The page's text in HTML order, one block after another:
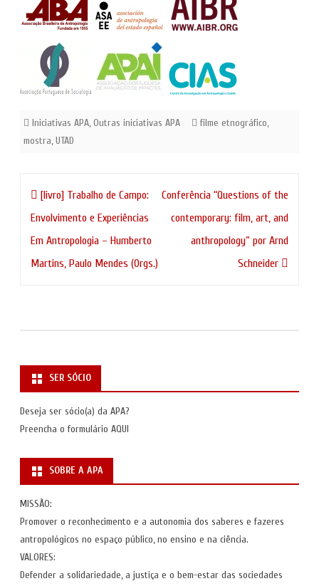
Iniciativas APA,Outras iniciativas APA filme etnográfico,
mostra,UTAD
Navegação
de
artigos
[livro] Trabalho de Campo:
Envolvimento e Experiências
Em Antropologia – Humberto
Martins, Paulo Mendes (Orgs.)
Conferência “Questions of the
contemporary: film, art, and
anthropology” por Arnd
Schneider
SER SÓCIO
Deseja ser sócio(a) da APA?
Preencha o formulário AQUI
SOBRE A APA
MISSÃO:
Promover o reconhecimento e a autonomia dos saberes e fazeres
antropológicos no espaço público, no ensino e na ciência.
VALORES:
Defender a solidariedade, a justiça e o bem-estar das sociedades